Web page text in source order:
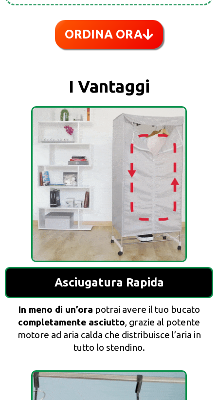
ORDINA ORA
I Vantaggi
Asciugatura Rapida
In meno di un’ora potrai avere il tuo bucato
completamente asciutto, grazie al potente
motore ad aria calda che distribuisce l’aria in
tutto lo stendino.